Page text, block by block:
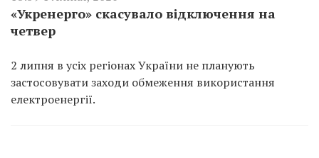
«Укренерго» скасувало відключення на
четвер
2 липня в усіх регіонах України не планують
застосовувати заходи обмеження використання
електроенергії.